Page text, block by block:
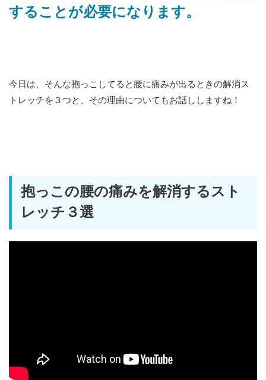
することが必要になります。
今日は、そんな抱っこしてると腰に痛みが出るときの解消ス
トレッチを３つと、その理由についてもお話ししますね！
抱っこの腰の痛みを解消するスト
レッチ３選